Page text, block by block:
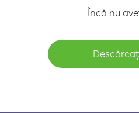
Încă nu